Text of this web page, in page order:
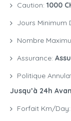
Caution: 1000
Jours Minimum
Nombre
Assurance:
Politique
Jusqu’à 24h
Forfait Km/day: